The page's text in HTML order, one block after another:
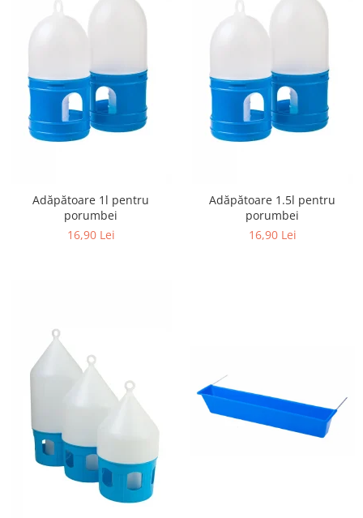
Adăpătoare 1l pentru
porumbei
16,90 Lei
Adăpătoare 1.5l pentru
porumbei
16,90 Lei